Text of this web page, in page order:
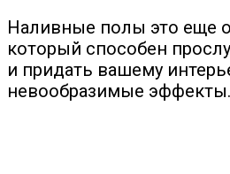
Наливные полы это еще
который способен
и придать вашему
невообразимые эффекты.